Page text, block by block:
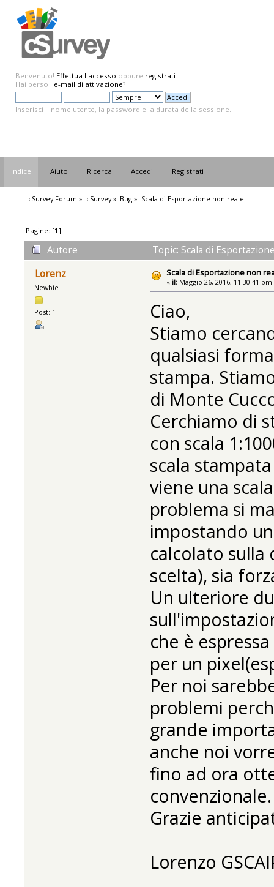
Benvenuto! Effettua l'accesso oppure registrati.
Hai perso l'e-mail di attivazione?
Inserisci il nome utente, la password e la durata della sessione.
Indice Aiuto Ricerca Accedi Registrati
cSurvey Forum » cSurvey» Bug » Scala di Esportazione non reale
Pagine: [1]
Autore
Topic: Scala di
Lorenz
Newbie
Post: 1
Scala di Esportazione non
« il: Maggio 26, 2016, 11:30:41 pm
Ciao,
Stiamo
qualsiasi
stampa.
di Monte
Cerchiamo di
con scala
scala
viene una
problema si
impostando
calcolato sulla
scelta), sia
Un ulteriore
che è
per un
Per noi
problemi
grande
anche noi
fino ad ora
convenzionale.
Grazie
Lorenzo